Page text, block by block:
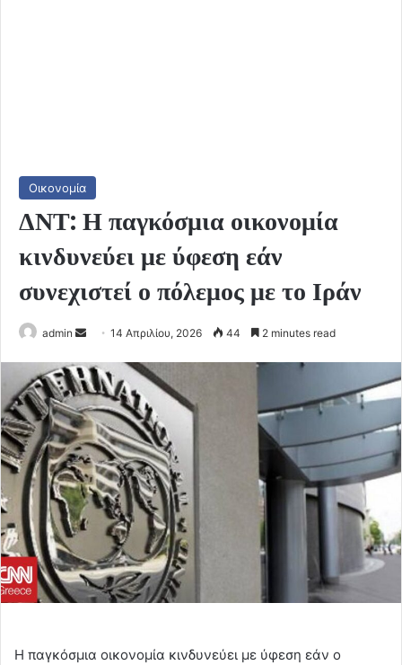
Οικονομία
ΔΝΤ: Η παγκόσμια οικονομία
κινδυνεύει με ύφεση εάν
συνεχιστεί ο πόλεμος με το Ιράν
admin
Send
email
14 Απριλίου, 2026 44 2 minutes read
Η παγκόσμια οικονομία κινδυνεύει με ύφεση εάν ο